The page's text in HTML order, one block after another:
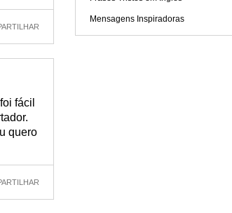
fácil
quero
Mensagens Inspiradoras